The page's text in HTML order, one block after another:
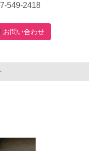
549-2418
お問い合わせ